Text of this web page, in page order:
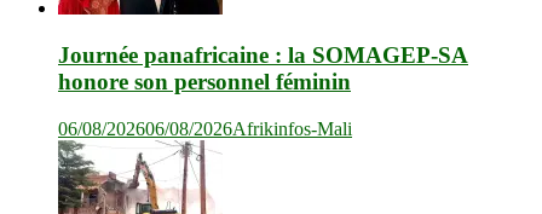
Journée panafricaine : la SOMAGEP-SA
honore son personnel féminin
06/08/202606/08/2026Afrikinfos-Mali